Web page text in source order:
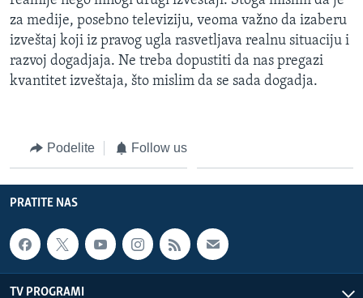
za medije, posebno televiziju, veoma važno da izaberu
izveštaj koji iz pravog ugla rasvetljava realnu situaciju i
razvoj dogadjaja. Ne treba dopustiti da nas pregazi
kvantitet izveštaja, što mislim da se sada dogadja.
Podelite Follow us
PRATITE NAS
TV PROGRAMI